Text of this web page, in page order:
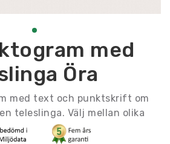
med
Öra
med text och punktskrift om
teleslinga. Välj mellan olika